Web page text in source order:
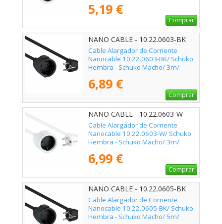
5,19 €
Comprar
NANO CABLE - 10.22.0603-BK
Cable Alargador de Corriente
Nanocable 10.22.0603-BK/ Schuko
Hembra - Schuko Macho/ 3m/
6,89 €
Comprar
NANO CABLE - 10.22.0603-W
Cable Alargador de Corriente
Nanocable 10.22.0603-W/ Schuko
Hembra - Schuko Macho/ 3m/
6,99 €
Comprar
NANO CABLE - 10.22.0605-BK
Cable Alargador de Corriente
Nanocable 10.22.0605-BK/ Schuko
Hembra - Schuko Macho/ 5m/